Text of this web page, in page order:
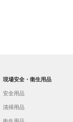
現場安全・衛生用品
安全用品
清掃用品